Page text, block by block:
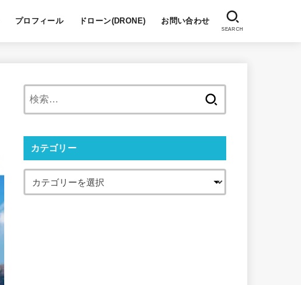
プロフィール ドローン(DRONE) お問い合わせ
SEARCH
カテゴリー